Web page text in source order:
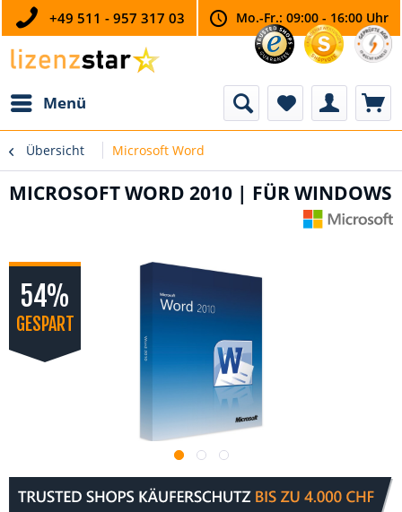
+49 511 - 957 317 03 Mo.-Fr.: 09:00 - 16:00 Uhr
Menü
Übersicht Microsoft Word
MICROSOFT WORD 2010 | FÜR WINDOWS
54%
GESPART